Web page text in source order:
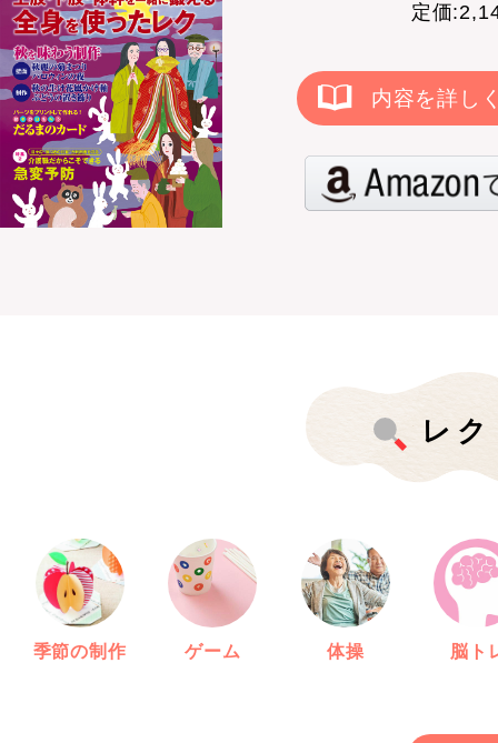
定価
内容を詳し
レ
季節の制作 ゲーム 体操 脳ト